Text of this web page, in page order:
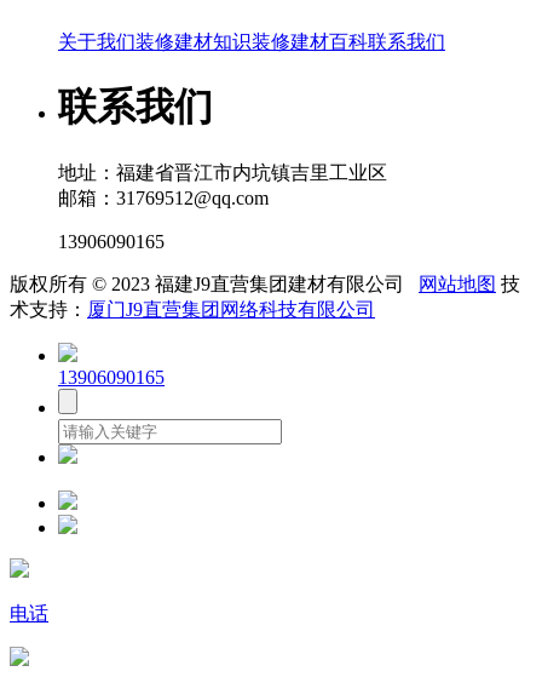
关于我们装修建材知识装修建材百科联系我们
联系我们
地址：福建省晋江市内坑镇吉里工业区
邮箱：31769512@qq.com
13906090165
版权所有 © 2023 福建J9直营集团建材有限公司 网站地图 技
术支持： 厦门J9直营集团网络科技有限公司
13906090165
电话